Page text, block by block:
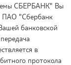
СБЕРБАНК" Вы
ПАО "Сбербанк
банковской
в
протокола